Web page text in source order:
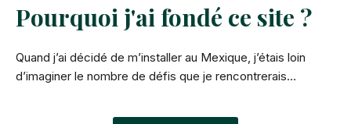
Pourquoi j'ai fondé ce site ?
Quand j’ai décidé de m’installer au Mexique, j’étais loin
d’imaginer le nombre de défis que je rencontrerais…